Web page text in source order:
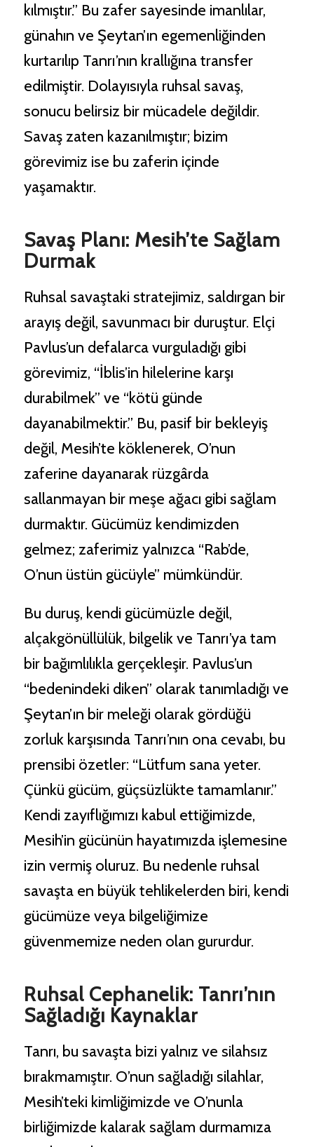
kılmıştır.” Bu zafer sayesinde imanlılar,
günahın ve Şeytan’ın egemenliğinden
kurtarılıp Tanrı’nın krallığına transfer
edilmiştir. Dolayısıyla ruhsal savaş,
sonucu belirsiz bir mücadele değildir.
Savaş zaten kazanılmıştır; bizim
görevimiz ise bu zaferin içinde
yaşamaktır.
Savaş Planı: Mesih’te Sağlam
Durmak
Ruhsal savaştaki stratejimiz, saldırgan bir
arayış değil, savunmacı bir duruştur. Elçi
Pavlus’un defalarca vurguladığı gibi
görevimiz, “İblis’in hilelerine karşı
durabilmek” ve “kötü günde
dayanabilmektir.” Bu, pasif bir bekleyiş
değil, Mesih’te köklenerek, O’nun
zaferine dayanarak rüzgârda
sallanmayan bir meşe ağacı gibi sağlam
durmaktır. Gücümüz kendimizden
gelmez; zaferimiz yalnızca “Rab’de,
O’nun üstün gücüyle” mümkündür.
Bu duruş, kendi gücümüzle değil,
alçakgönüllülük, bilgelik ve Tanrı’ya tam
bir bağımlılıkla gerçekleşir. Pavlus’un
“bedenindeki diken” olarak tanımladığı ve
Şeytan’ın bir meleği olarak gördüğü
zorluk karşısında Tanrı’nın ona cevabı, bu
prensibi özetler: “Lütfum sana yeter.
Çünkü gücüm, güçsüzlükte tamamlanır.”
Kendi zayıflığımızı kabul ettiğimizde,
Mesih’in gücünün hayatımızda işlemesine
izin vermiş oluruz. Bu nedenle ruhsal
savaşta en büyük tehlikelerden biri, kendi
gücümüze veya bilgeliğimize
güvenmemize neden olan gururdur.
Ruhsal Cephanelik: Tanrı’nın
Sağladığı Kaynaklar
Tanrı, bu savaşta bizi yalnız ve silahsız
bırakmamıştır. O’nun sağladığı silahlar,
Mesih’teki kimliğimizde ve O’nunla
birliğimizde kalarak sağlam durmamıza